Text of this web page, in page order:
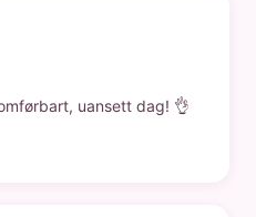
uansett dag! 👌